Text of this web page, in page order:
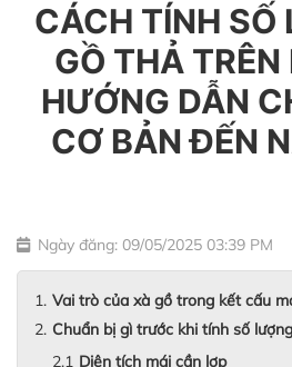
CÁCH TÍNH SỐ
GỒ THẢ
HƯỚNG DẪN
CƠ BẢN ĐẾN
Ngày đăng: 09/05/2025 03:39 PM
Vai trò của xà gồ trong kết cấu
Chuẩn bị gì trước khi tính số
Diện tích mái cần lợp